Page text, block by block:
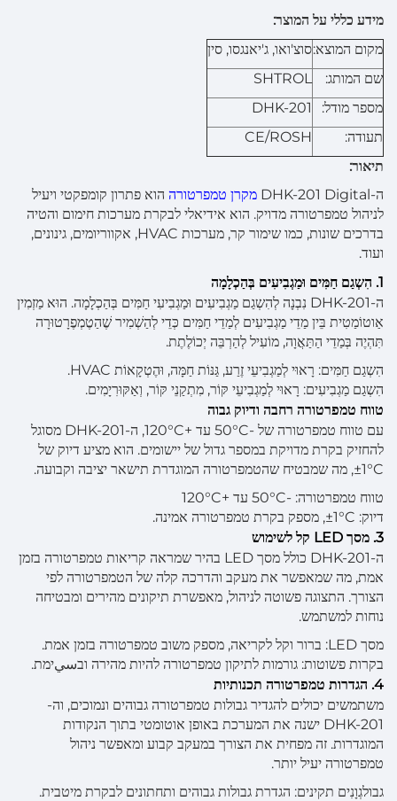
מידע כללי על המוצר:
מקום המוצא:סוצ'ואו, ג'יאנגסו, סין
שם המותג:
SHTROL
מספר מודל:
DHK-201
תעודה:
CE/ROSH
תיאור:
ה-DHK-201 Digital
מקרן טמפרטורה הוא פתרון קומפקטי ויעיל
לניהול טמפרטורה מדויק. הוא אידיאלי לבקרת מערכות חימום והטיה
בדרכים שונות, כמו שימור קר, מערכות HVAC, אקווריומים, גינונים,
ועוד.
1. הִשְגַם חַמִּים וּמַגְבִיעִים בְּהַכְלָמָה
ה-DHK-201 נִבְנָה לְהִשְגַם מַגְבִיעִים וּמַגְבִיעִי חַמִּים בְּהַכְלָמָה. הוּא מַזְמִין
אַוטוֹמַטִית בֵּין מַדֵי מַגְבִיעִים לְמַדֵי חַמִּים כְּדֵי לְהַשְׁמִיר שֶׁהַטֶמְפֶרָטוּרָה
תִּהְיֶה בְּמַדֵי הַתַּאֲוָה, מוֹעִיל לְהַרְבֵּה יְכוֹלֶתֶת.
הִשְגַם חַמִּים: רָאוּי לְמַגְבִיעֵי זֶרַע, גַּנּוֹת חַמָּה, וּהֶטְקָאוֹת HVAC.
הִשְגַם מַגְבִיעִים: רָאוּי לְמַגְבִיעֵי קּוֹר, מִתְקַנֵי קּוֹר, וְאַקּוּרִיָמִים.
טווח טמפרטורה רחבה ודיוק גבוה
עם טווח טמפרטורה של -50°C עד +120°C, ה-DHK-201 מסוגל
להחזיק בקרת מדויקת במספר גדול של יישומים. הוא מציע דיוק של
±1°C, מה שמבטיח שהטמפרטורה המוגדרת תישאר יציבה וקבועה.
טווח טמפרטורה: -50°C עד +120°C
דיוק: ±1°C, מספק בקרת טמפרטורה אמינה.
3. מסך LED קל לשימוש
ה-DHK-201 כולל מסך LED בהיר שמראה קריאות טמפרטורה בזמן
אמת, מה שמאפשר את מעקב והדרכה קלה של הטמפרטורה לפי
הצורך. התצוגה פשוטה לניהול, מאפשרת תיקונים מהירים ומבטיחה
נוחות למשתמש.
מסך LED: ברור וקל לקריאה, מספק משוב טמפרטורה בזמן אמת.
בקרות פשוטות: גורמות לתיקון טמפרטורה להיות מהירה ובسيימת.
4. הגדרות טמפרטורה תכנותיות
משתמשים יכולים להגדיר גבולות טמפרטורה גבוהים ונמוכים, וה-
DHK-201 ישנה את המערכת באופן אוטומטי בתוך הנקודות
המוגדרות. זה מפחית את הצורך במעקב קבוע ומאפשר ניהול
טמפרטורה יעיל יותר.
גבולגְוָנִים תקינים: הגדרת גבולות גבוהים ותחתונים לבקרת מיטבית.